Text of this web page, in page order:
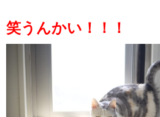
笑うんかい！！！